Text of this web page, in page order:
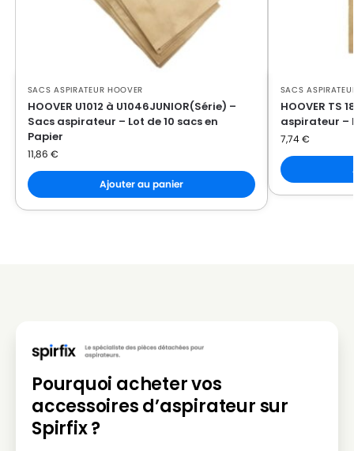
HOOVER 652SJUNIOR
HOOVER 653JUNIOR
HOOVER 912JUNIOR
HOOVER
HOOVER 912NMJUNIOR
HOOVER
HOOVER CLASSIC(Série)
HOOVER
HOOVER
HOOVER CLASSIC417
HOOVER
HOOVER
HOOVER CLASSIC507
HOOVER
HOOVER H1
SACS ASPIRATEUR HOOVER
HOOVER U1012 à U1046JUNIOR(Série) –
Sacs aspirateur – Lot de 10 sacs en
Papier
11,86 €
Ajouter au panier
SACS
HOOVER TS
aspirateur –
7,74€
Pourquoi acheter vos
accessoires d’aspirateur sur
Spirfix ?